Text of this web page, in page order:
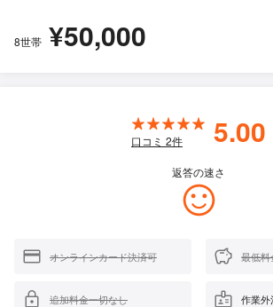
8世帯 ¥50,000
口コミ 2件 5.00
返答の速さ
オンラインカード決済可 最低
追加料金一切なし 作業外